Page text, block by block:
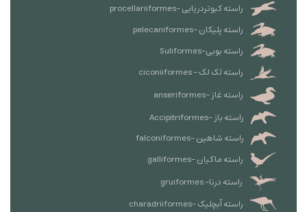
راسته کبوتردریایی -procellariiformes
راسته پلیکان -pelecaniformes
راسته بوبی-Suliformes
راسته لک لک - ciconiiformes
راسته غاز -anseriformes
راسته باز -Accipitriformes
راسته شاهین -falconiformes
راسته ماکیان -galliformes
راسته درنا- gruiformes
راسته آبچلیک -charadriiformes